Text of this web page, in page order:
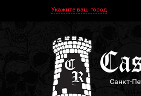
Укажите ваш город
Санкт-